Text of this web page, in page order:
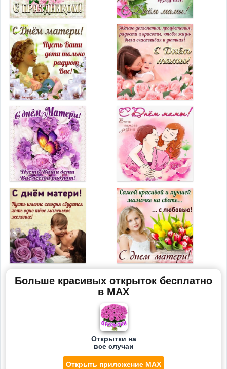
Больше красивых открыток бесплатно
в MAX
Открытки на
все случаи
Открыть приложение MAX